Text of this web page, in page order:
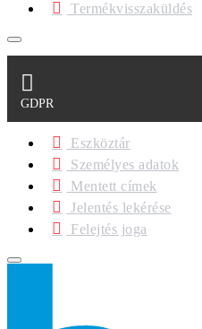
Termékvisszaküldés
GDPR
Eszköztár
Személyes adatok
Mentett címek
Jelentés lekérése
Felejtés joga